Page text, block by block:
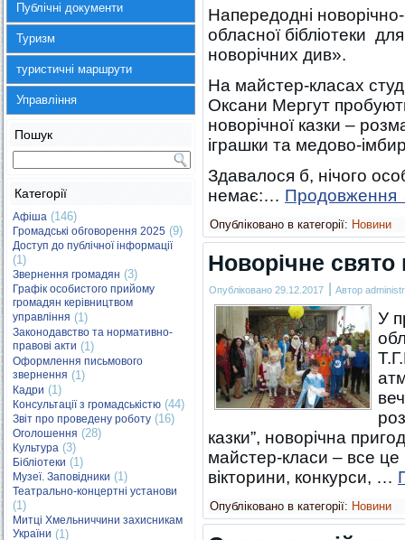
Публічні документи
Туризм
туристичні маршрути
Управління
Пошук
Категорії
Афіша (146)
Громадські обговорення 2025 (9)
Доступ до публічної інформації
(1)
Звернення громадян (3)
Графік особистого прийому
громадян керівництвом
управління (1)
Законодавство та нормативно-
правові акти (1)
Оформлення письмового
звернення (1)
Кадри (1)
Консультації з громадськістю (44)
Звіт про проведену роботу (16)
Оголошення (28)
Культура (3)
Бібліотеки (1)
Музеї. Заповідники (1)
Театрально-концертні установи
(1)
Митці Хмельниччини захисникам
України (1)
Напередодні новорічно-
обласної бібліотеки
новорічних див».
На майстер-класах
Оксани Мергут
новорічної казки –
іграшки та медово-
Здавалося б, нічого
немає:… Продовження
Опубліковано в категорії: Новини
Новорічне
Опубліковано 29.12.2017 | Автор
У
казки”, новорічна
майстер-класи – все це
вікторини, конкурси, …
Опубліковано в категорії: Новини